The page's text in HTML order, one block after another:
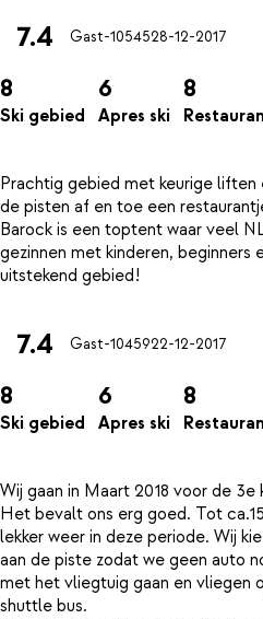
7.4 Gast-1054528-12-2017
8
Ski gebied
6
Apres ski
8
Prachtig gebied met keurige liften
de pisten af en toe een
Barock is een toptent waar veel
gezinnen met kinderen, beginners
7.4 Gast-1045922-12-2017
8
Ski gebied
6
Apres ski
8
Wij gaan in Maart 2018 voor de
Het bevalt ons erg goed. Tot
lekker weer in deze periode. Wij
aan de piste zodat we geen auto
met het vliegtuig gaan en vliegen
shuttle bus.